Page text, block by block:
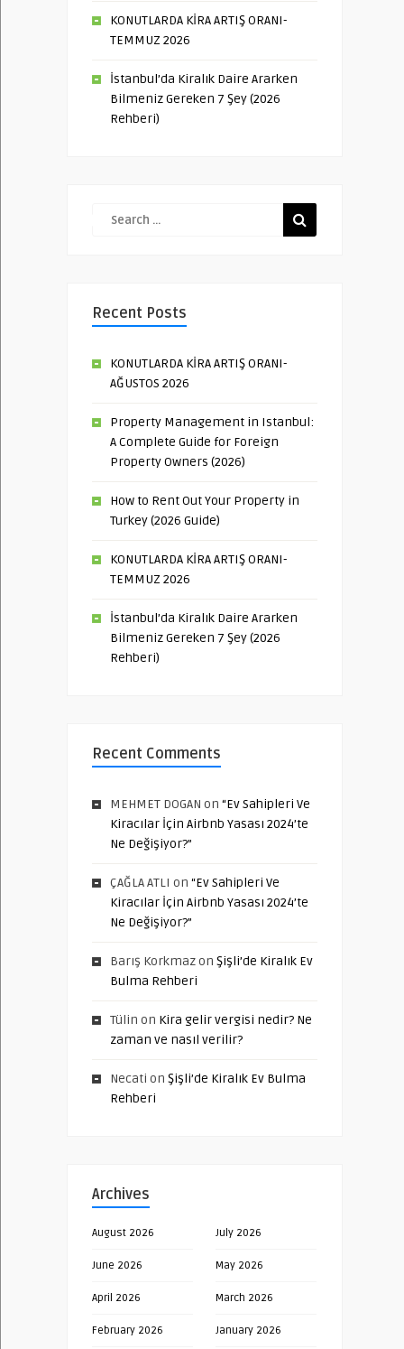
KONUTLARDA KİRA ARTIŞ ORANI-
TEMMUZ 2026
İstanbul’da Kiralık Daire Ararken
Bilmeniz Gereken 7 Şey (2026
Rehberi)
Recent Posts
KONUTLARDA KİRA ARTIŞ ORANI-
AĞUSTOS 2026
Property Management in Istanbul:
A Complete Guide for Foreign
Property Owners (2026)
How to Rent Out Your Property in
Turkey (2026 Guide)
KONUTLARDA KİRA ARTIŞ ORANI-
TEMMUZ 2026
İstanbul’da Kiralık Daire Ararken
Bilmeniz Gereken 7 Şey (2026
Rehberi)
Recent Comments
MEHMET DOGAN on “Ev Sahipleri Ve
Kiracılar İçin Airbnb Yasası 2024’te
Ne Değişiyor?”
ÇAĞLA ATLI on “Ev Sahipleri Ve
Kiracılar İçin Airbnb Yasası 2024’te
Ne Değişiyor?”
Barış Korkmazon Şişli’de Kiralık Ev
Bulma Rehberi
Tülin on Kira gelir vergisi nedir? Ne
zaman ve nasıl verilir?
Necati on Şişli’de Kiralık Ev Bulma
Rehberi
Archives
August 2026 July 2026
June 2026 May 2026
April 2026 March 2026
February 2026 January 2026